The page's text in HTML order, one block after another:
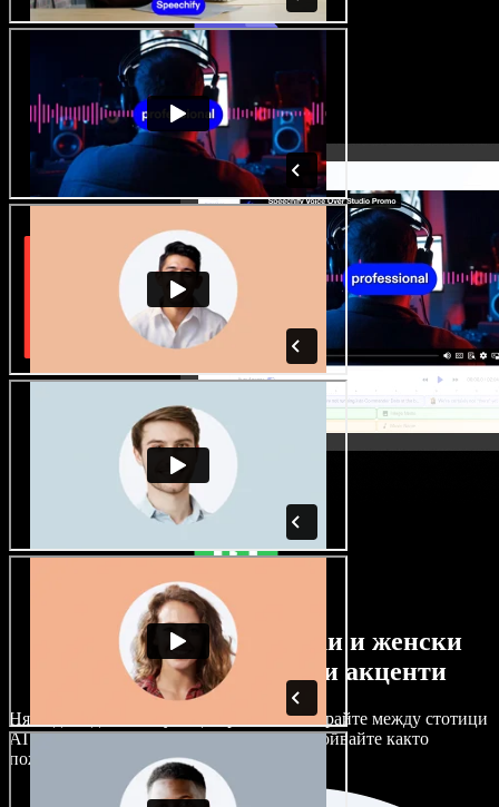
Огромен избор от мъжки и женски
гласове с най-различни акценти
Няма два еднакво звучащи проекта. Избирайте между стотици
AI гласови актьори и акценти и ги настройвайте както
пожелаете.